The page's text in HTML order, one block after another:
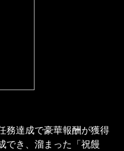
務達成で豪華報酬が獲得
でき、溜まった「祝饅